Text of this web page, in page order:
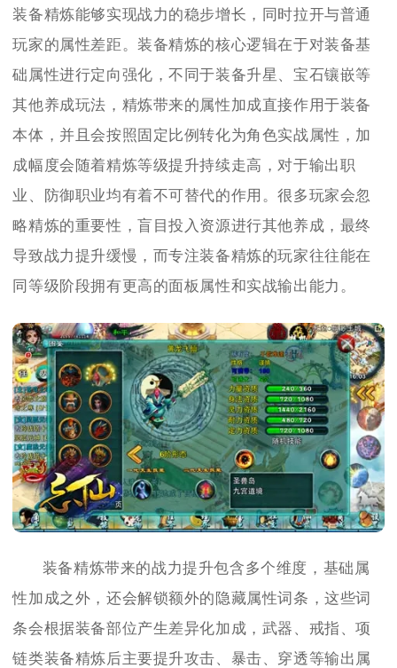
装备精炼能够实现战力的稳步增长，同时拉开与普通
玩家的属性差距。装备精炼的核心逻辑在于对装备基
础属性进行定向强化，不同于装备升星、宝石镶嵌等
其他养成玩法，精炼带来的属性加成直接作用于装备
本体，并且会按照固定比例转化为角色实战属性，加
成幅度会随着精炼等级提升持续走高，对于输出职
业、防御职业均有着不可替代的作用。很多玩家会忽
略精炼的重要性，盲目投入资源进行其他养成，最终
导致战力提升缓慢，而专注装备精炼的玩家往往能在
同等级阶段拥有更高的面板属性和实战输出能力。
装备精炼带来的战力提升包含多个维度，基础属
性加成之外，还会解锁额外的隐藏属性词条，这些词
条会根据装备部位产生差异化加成，武器、戒指、项
链类装备精炼后主要提升攻击、暴击、穿透等输出属